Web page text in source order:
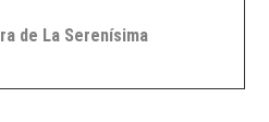
de La Serenísima